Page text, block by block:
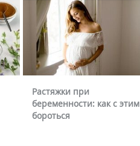
Растяжки при
беременности: как с этим
бороться